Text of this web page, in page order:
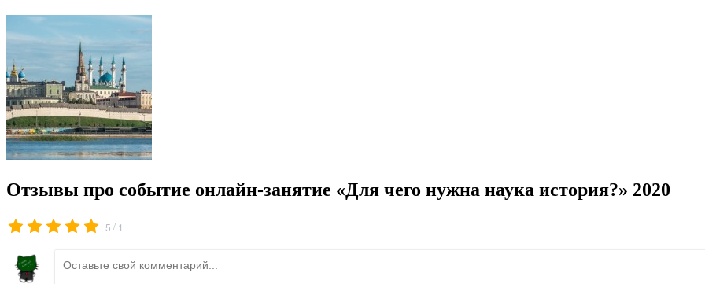
Отзывы про событие онлайн-занятие «Для чего нужна наука история?» 2020
5 / 1